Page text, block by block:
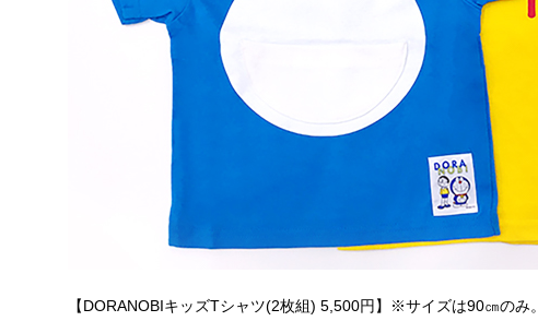
【DORANOBIキッズTシャツ(2枚組) 5,500円】※サイズは90㎝のみ。